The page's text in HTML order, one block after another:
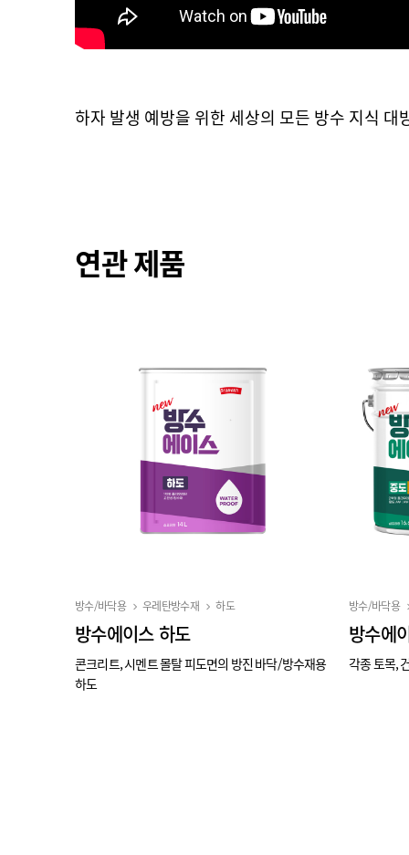
하자 발생 예방을 위한 세상의 모든 방수 지식 대
연관 제품
방수/바닥용 우레탄방수재 하도
방수에이스 하도
콘크리트, 시멘트 몰탈 피도면의 방진 바닥/방수재용
하도
방수/바닥용
방수에
각종 토목,